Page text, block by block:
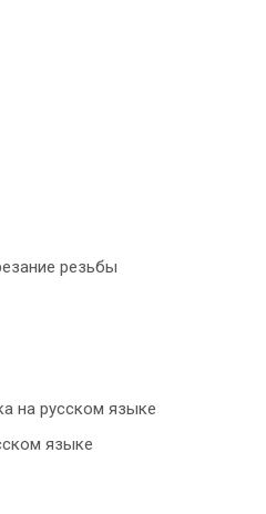
резьбы
на русском языке
языке